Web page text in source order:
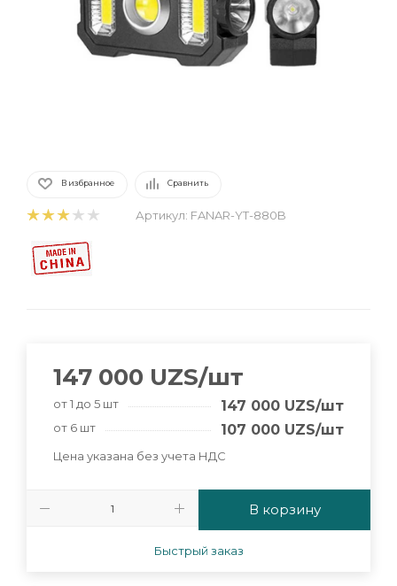
В избранное Сравнить
Артикул: FANAR-YT-880B
147 000 UZS/шт
от 1 до 5 шт 147 000 UZS/шт
от 6 шт 107 000 UZS/шт
Цена указана без учета НДС
В корзину
Быстрый заказ